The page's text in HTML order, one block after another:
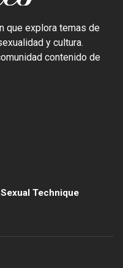
que explora temas de
y cultura.
contenido de
Technique